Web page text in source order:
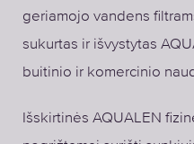
geriamojo vandens
sukurtas ir išvystytas
buitinio ir komercinio
Išskirtinės AQUALEN